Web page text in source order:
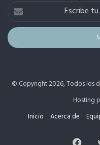
Escribe
correo
electrónico
© Copyright 2026, Todos los
Hosting
Inicio
Acerca de